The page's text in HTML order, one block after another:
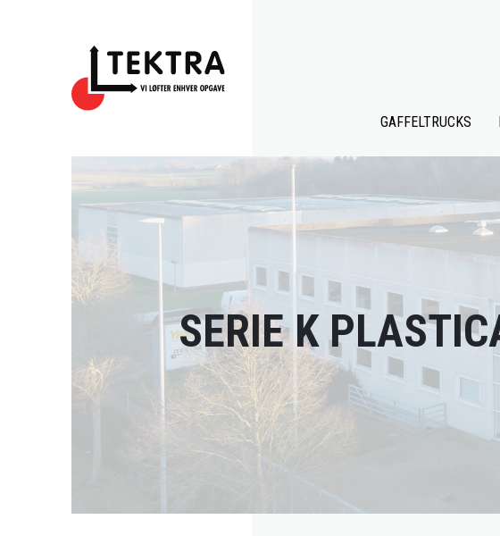
GAFFELTRUCKS
SERIE K